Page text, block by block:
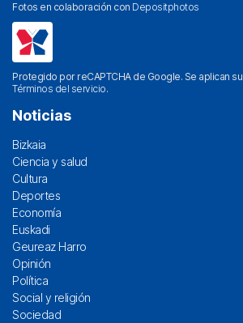
Fotos en colaboración con Depositphotos
Protegido por reCAPTCHA de Google. Se aplican su
Términos del servicio.
Noticias
Bizkaia
Ciencia y salud
Cultura
Deportes
Economía
Euskadi
Geureaz Harro
Opinión
Política
Social y religión
Sociedad